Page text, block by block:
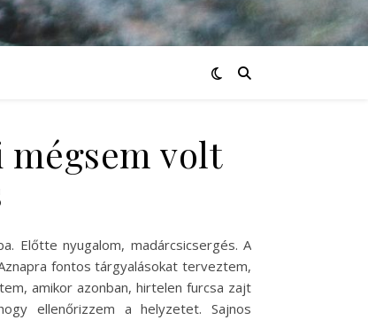
mégsem volt
Előtte nyugalom, madárcsicsergés. A
fontos tárgyalásokat terveztem,
amikor azonban, hirtelen furcsa zajt
ellenőrizzem a helyzetet. Sajnos